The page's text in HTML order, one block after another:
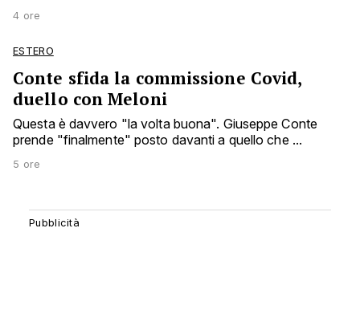
4 ore
ESTERO
Conte sfida la commissione Covid,
duello con Meloni
Questa è davvero "la volta buona". Giuseppe Conte
prende "finalmente" posto davanti a quello che ...
5 ore